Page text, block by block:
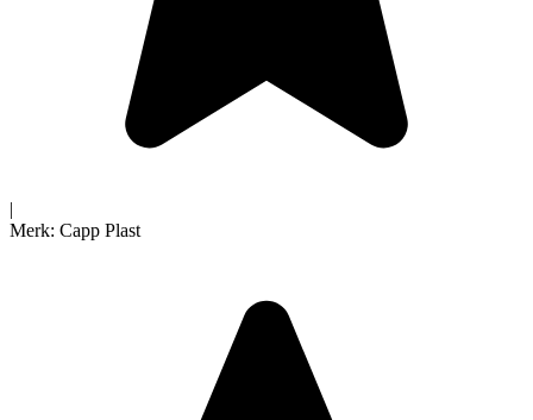
|
Merk: Capp Plast